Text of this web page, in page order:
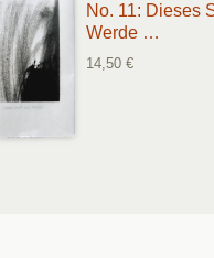
No. 11: Dieses
Werde …
14,50 €